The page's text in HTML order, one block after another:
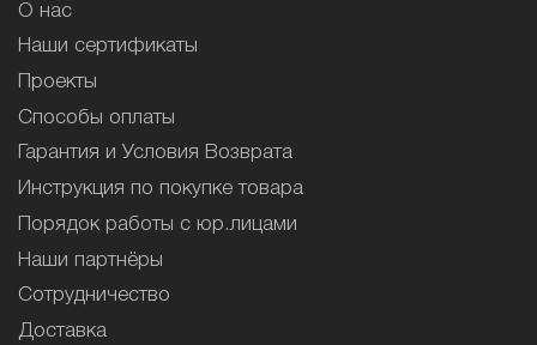
О нас
Наши сертификаты
Проекты
Способы оплаты
Гарантия и Условия Возврата
Инструкция по покупке товара
Порядок работы с юр.лицами
Наши партнёры
Сотрудничество
Доставка